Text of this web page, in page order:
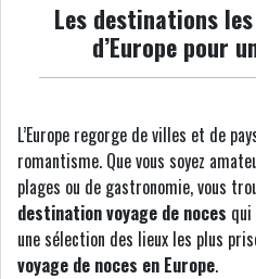
Les destinations
d’Europe pour
L’Europe regorge de villes et de
romantisme. Que vous soyez
plages ou de gastronomie, vous
destination voyage de noces
une sélection des lieux les plus
voyage de noces en Europe.